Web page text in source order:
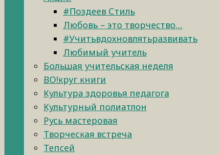
#Поздеев Стиль
Любовь – это творчество…
#Учитьвдохновлятьразвивать
Любимый учитель
Большая учительская неделя
ВО!круг книги
Культура здоровья педагога
Культурный полиатлон
Русь мастеровая
Творческая встреча
Тепсей